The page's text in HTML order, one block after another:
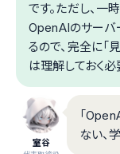
です。ただし、一
OpenAIのサーバ
るので、完全に「
は理解しておく必
室谷
「
ない、